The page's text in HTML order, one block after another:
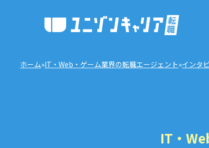
ホーム»IT・Web・ゲーム業界の転職エージェント»インタ
IT・